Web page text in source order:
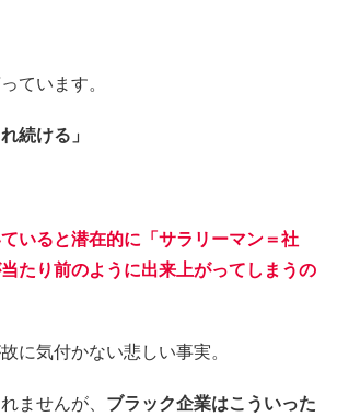
ています。
続ける」
いると潜在的に「サラリーマン＝社
たり前のように出来上がってしまうの
に気付かない悲しい事実。
ませんが、 ブラック企業はこういった